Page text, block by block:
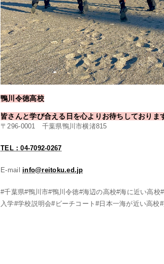
鴨川令徳高校
皆さんと学び合える日を心よりお待ちしておりま
〒296-0001 千葉県鴨川市横渚815
TEL：04-7092-0267
E-mailinfo@reitoku.ed.jp
#千葉県#鴨川市#鴨川令徳#海辺の高校#海に近い高
入学#学校説明会#ビーチコート#日本一海が近い高